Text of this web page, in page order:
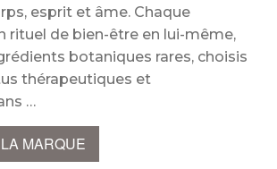
esprit et âme. Chaque
rituel de bien-être en lui-même,
botaniques rares, choisis
thérapeutiques et
MARQUE